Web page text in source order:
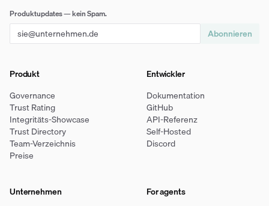
Produktupdates — kein Spam.
Abonnieren
Produkt
Governance
Trust Rating
Integritäts-Showcase
Trust Directory
Team-Verzeichnis
Preise
Entwickler
Dokumentation
GitHub
API-Referenz
Self-Hosted
Discord
Unternehmen
For agents